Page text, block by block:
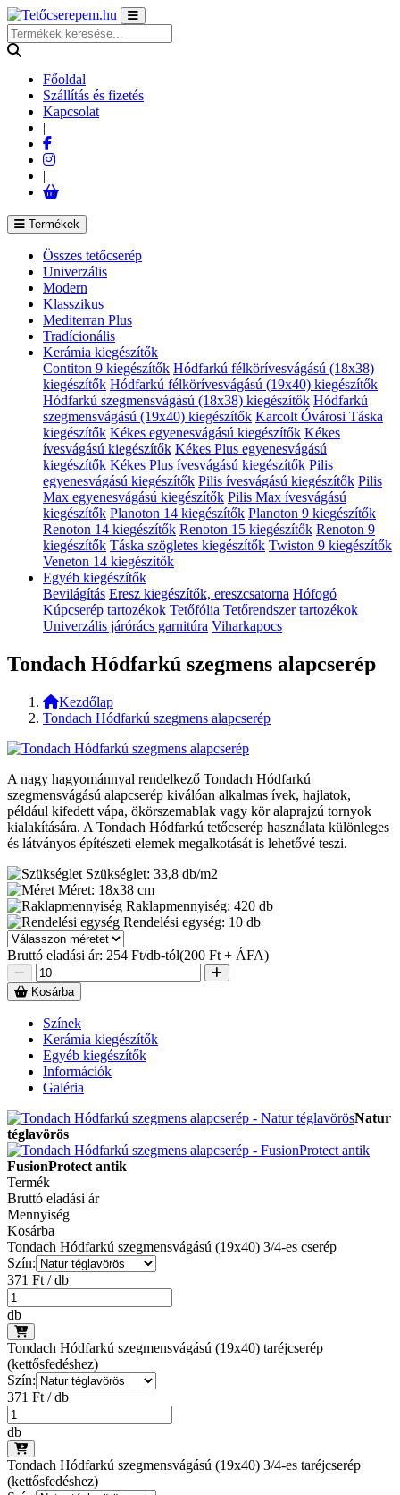
Főoldal
Szállítás és fizetés
Kapcsolat
|
|
Termékek
Összes tetőcserép
Univerzális
Modern
Klasszikus
Mediterran Plus
Tradícionális
Kerámia kiegészítők
Contiton 9 kiegészítők Hódfarkú félkörívesvágású (18x38)
kiegészítők Hódfarkú félkörívesvágású (19x40) kiegészítők
Hódfarkú szegmensvágású (18x38) kiegészítők Hódfarkú
szegmensvágású (19x40) kiegészítők Karcolt Óvárosi Táska
kiegészítők Kékes egyenesvágású kiegészítők Kékes
ívesvágású kiegészítők Kékes Plus egyenesvágású
kiegészítők Kékes Plus ívesvágású kiegészítők Pilis
egyenesvágású kiegészítők Pilis ívesvágású kiegészítők Pilis
Max egyenesvágású kiegészítők Pilis Max ívesvágású
kiegészítők Planoton 14 kiegészítők Planoton 9 kiegészítők
Renoton 14 kiegészítők Renoton 15 kiegészítők Renoton 9
kiegészítők Táska szögletes kiegészítők Twiston 9 kiegészítők
Veneton 14 kiegészítők
Egyéb kiegészítők
Bevilágítás Eresz kiegészítők, ereszcsatorna Hófogó
Kúpcserép tartozékok Tetőfólia Tetőrendszer tartozékok
Univerzális járórács garnitúra Viharkapocs
Tondach Hódfarkú szegmens alapcserép
Kezdőlap
Tondach Hódfarkú szegmens alapcserép
A nagy hagyománnyal rendelkező Tondach Hódfarkú
szegmensvágású alapcserép kiválóan alkalmas ívek, hajlatok,
például kifedett vápa, ökörszemablak vagy kör alaprajzú tornyok
kialakítására. A Tondach Hódfarkú tetőcserép használata különleges
és látványos építészeti elemek megalkotását is lehetővé teszi.
Szükséglet: 33,8 db/m2
Méret: 18x38 cm
Raklapmennyiség: 420 db
Rendelési egység: 10 db
Bruttó eladási ár: 254 Ft/db-tól(200 Ft + ÁFA)
Kosárba
Színek
Kerámia kiegészítők
Egyéb kiegészítők
Információk
Galéria
Natur
téglavörös
FusionProtect antik
Termék
Bruttó eladási ár
Mennyiség
Kosárba
Tondach Hódfarkú szegmensvágású (19x40) 3/4-es cserép
Szín:
371 Ft / db
db
Tondach Hódfarkú szegmensvágású (19x40) taréjcserép
(kettősfedéshez)
Szín:
371 Ft / db
db
Tondach Hódfarkú szegmensvágású (19x40) 3/4-es taréjcserép
(kettősfedéshez)